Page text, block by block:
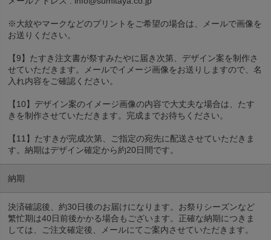
※大紋やマークなどのプリントをご希望の場合は、メールで画像を
お送りください。
【9】たすき注文書が祭すみたやに届き次第、デザイン案を制作さ
せていただきます。メールでイメージ画像をお送りしますので、名
入れ内容をご確認ください。
【10】デザイン案のイメージ画像の内容で大丈夫な場合は、たす
きを制作させていただきます。完成までお待ちください。
【11】たすきが完成次第、ご指定の宛先に配送させていただきま
す。納期はデザイン確定から約20日間です。
納期
決済確認後、約30日後のお届けになります。お祭りシーズンなど
繁忙期は40日前後かかる場合もございます。正確な納期につきま
しては、ご注文確定後、メールにてご案内させていただきます。